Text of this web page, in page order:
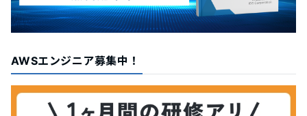
AWSエンジニア募集中！